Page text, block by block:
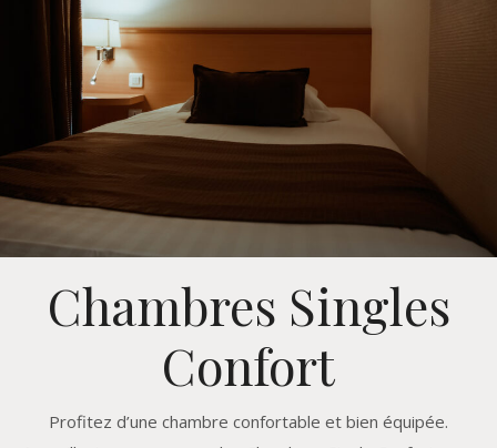
Chambres Singles
Confort
Profitez d’une chambre confortable et bien équipée.